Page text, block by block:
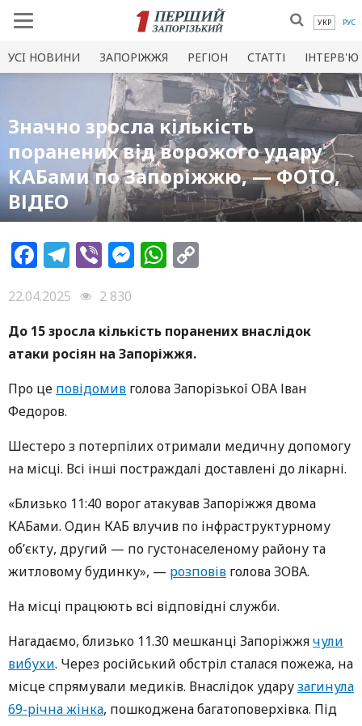
УКР РУС
УСI НОВИНИ ЗАПОРІЖЖЯ РЕГІОН СТАТТІ ІНТЕРВ'Ю
Значно зросла кількість
поранених від ворожого удару
КАБами по Запоріжжю, — ФОТО,
ВІДЕО
Facebook
Telegram
ViberMessenger
WhatsApp
22.04.2025
2 830
До 15 зросла кількість поранених внаслідок
атаки росіян на Запоріжжя.
Про це повідомив голова Запорізької ОВА Іван
Федоров.
Шестеро з потерпілих отримали медичну допомогу
на місці. Всі інші постраждалі доставлені до лікарні.
«Близько 11:40 ворог атакував Запоріжжя двома
КАБами. Один КАБ влучив по інфраструктурному
об’єкту, другий — по густонаселеному району та
житловому будинку», — розповів голова ЗОВА.
На місці працюють всі відповідні служби.
Нагадаємо, близько 11.30 мешканці Запоріжжячули
вибухи. Через російський обстріл сталася пожежа, на
місце спрямували медиків. Внаслідок ударузагинула
69-річна жінка, пошкоджена багатоповерхівка. Під